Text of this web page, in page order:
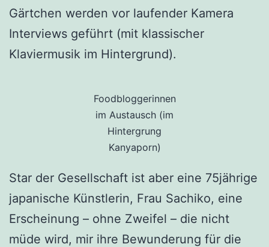
Gärtchen werden vor laufender Kamera
Interviews geführt (mit klassischer
Klaviermusik im Hintergrund).
Foodbloggerinnen
im Austausch (im
Hintergrung
Kanyaporn)
Star der Gesellschaft ist aber eine 75jährige
japanische Künstlerin, Frau Sachiko, eine
Erscheinung – ohne Zweifel – die nicht
müde wird, mir ihre Bewunderung für die